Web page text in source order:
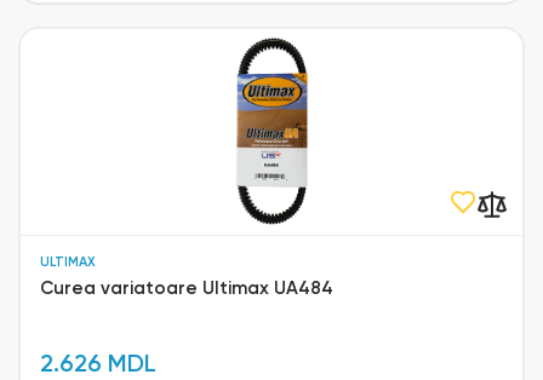
ULTIMAX
Curea variatoare Ultimax UA484
2.626 MDL